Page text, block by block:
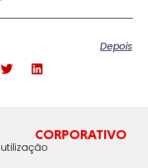
Depois
CORPORATIVO